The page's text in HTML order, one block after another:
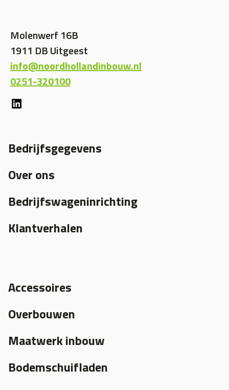
Molenwerf 16B
1911 DB Uitgeest
info@noordhollandinbouw.nl
0251-320100
Bedrijfsgegevens
Over ons
Bedrijfswageninrichting
Klantverhalen
Accessoires
Overbouwen
Maatwerk inbouw
Bodemschuifladen